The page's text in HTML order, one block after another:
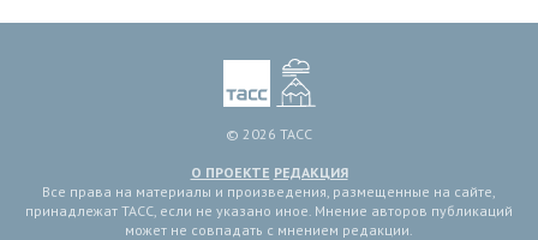
© 2026 ТАСС
О ПРОЕКТЕ РЕДАКЦИЯ
Все права на материалы и произведения, размещенные на сайте,
принадлежат ТАСС, если не указано иное. Мнение авторов публикаций
может не совпадать с мнением редакции.